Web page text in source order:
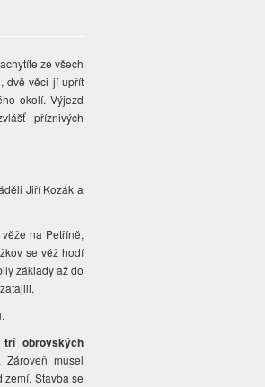
ze všech
dvě věci jí upřít
okolí. Výjezd
příznivých
Jiří Kozák a
na Petříně,
se věž hodí
základy až do
tří obrovských
musel
Stavba se